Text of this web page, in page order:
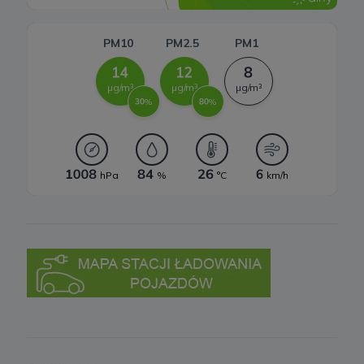
Zgodnie z RODO, przysługuje Ci:
b) prawo do sprostowania (poprawiania) swoich danych;
c) prawo do usunięcia danych, ograniczenia przetwarzania danych;
d) prawo do wniesienia sprzeciwu wobec przetwarzania danych;
e) prawo do przenoszenia danych;
f) prawo do wniesienia skargi do organu nadzorczego.
10 .Przekazywanie danych do państwa trzeciego lub
Pliki cookies
1. Co to są pliki cookies?
Cookies to fragmenty informacji, które są przechowywane na